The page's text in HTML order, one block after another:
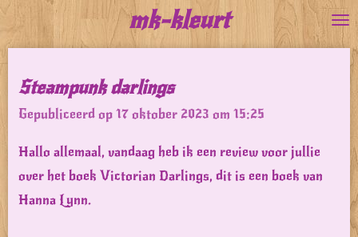
direct
de
hoofdinhoud
mk-kleurt
Steampunk darlings
Gepubliceerd op 17 oktober 2023 om 15:25
Hallo allemaal, vandaag heb ik een review voor jullie
over het boek Victorian Darlings, dit is een boek van
Hanna Lynn.